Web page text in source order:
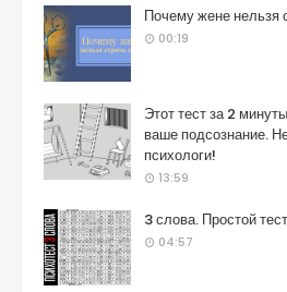
Почему жене нельзя
00:19
Этот тест за 2
ваше подсознание.
психологи!
13:59
3 слова. Простой
04:57